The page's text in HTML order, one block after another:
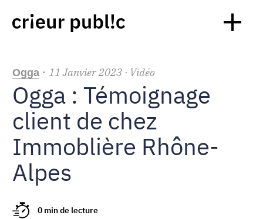
Ogga · 11 Janvier2023 · Vidéo
Ogga : Témoignage
client de chez
Immoblière Rhône-
Alpes
0 min de lecture